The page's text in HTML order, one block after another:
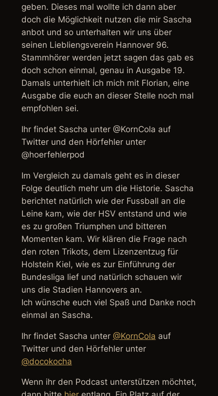
geben. Dieses mal wollte ich dann aber
doch die Möglichkeit nutzen die mir Sascha
anbot und so unterhalten wir uns über
seinen Liebliengsverein Hannover 96.
Stammhörer werden jetzt sagen das gab es
doch schon einmal, genau in Ausgabe 19.
Damals unterhielt ich mich mit Florian, eine
Ausgabe die euch an dieser Stelle noch mal
empfohlen sei.
Ihr findet Sascha unter @KornCola auf
Twitter und den Hörfehler unter
@hoerfehlerpod
Im Vergleich zu damals geht es in dieser
Folge deutlich mehr um die Historie. Sascha
berichtet natürlich wie der Fussball an die
Leine kam, wie der HSV entstand und wie
es zu großen Triumphen und bitteren
Momenten kam. Wir klären die Frage nach
den roten Trikots, dem Lizenzentzug für
Holstein Kiel, wie es zur Einführung der
Bundesliga lief und natürlich schauen wir
uns die Stadien Hannovers an.
Ich wünsche euch viel Spaß und Danke noch
einmal an Sascha.
Ihr findet Sascha unter @KornCola auf
Twitter und den Hörfehler unter
@docokocha
Wenn ihr den Podcast unterstützen möchtet,